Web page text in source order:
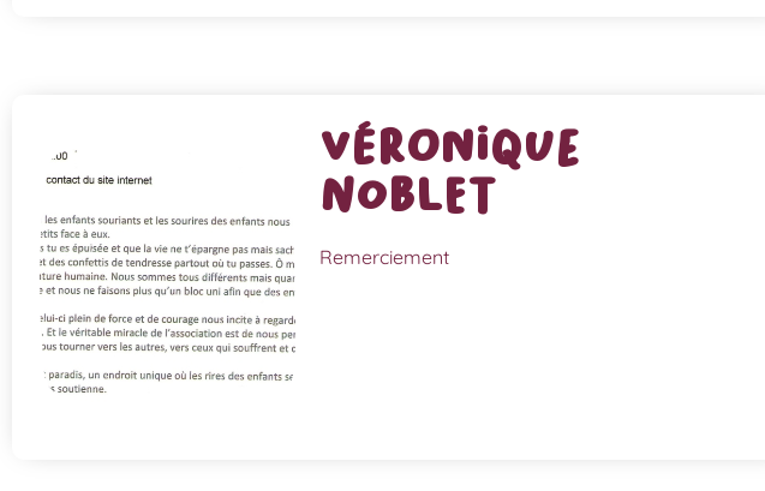
Véronique
Noblet
Remerciement